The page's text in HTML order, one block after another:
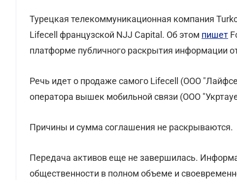
Турецкая телекоммуникационная компания
Lifecell французской NJJ Capital. Об этом пишет
платформе публичного раскрытия информации
Речь идет о продаже самого Lifecell (ООО
оператора вышек мобильной связи (ООО
Причины и сумма соглашения не раскрываются.
Передача активов еще не завершилась.
общественности в полном объеме и